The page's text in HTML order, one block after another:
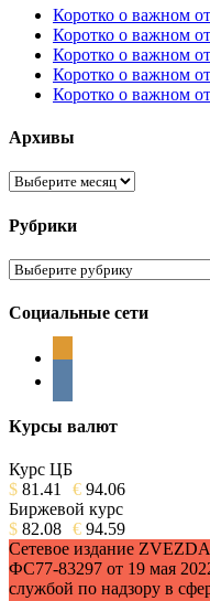
Коротко о важном
Коротко о важном
Коротко о важном
Коротко о важном
Коротко о важном
Архивы
Архивы
Рубрики
Рубрики
Социальные сети
odnoklassniki
Курсы валют
Курс ЦБ
$ 81.41 € 94.06
Биржевой курс
$ 82.08 € 94.59
Сетевое издание
ФС77-83297 от 19 мая
службой по надзору в